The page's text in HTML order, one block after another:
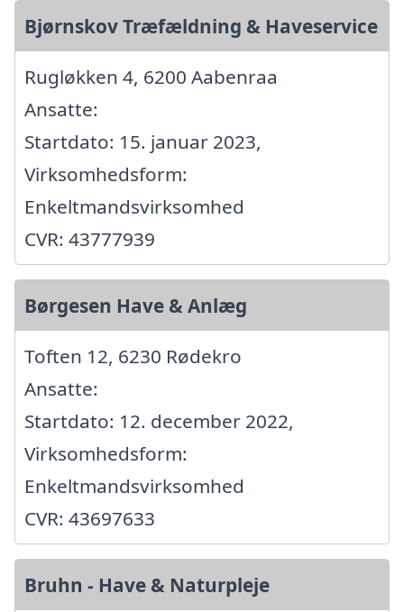
Bjørnskov Træfældning & Haveservice
Rugløkken 4, 6200 Aabenraa
Ansatte:
Startdato: 15. januar 2023,
Virksomhedsform:
Enkeltmandsvirksomhed
CVR: 43777939
Børgesen Have & Anlæg
Toften 12, 6230 Rødekro
Ansatte:
Startdato: 12. december 2022,
Virksomhedsform:
Enkeltmandsvirksomhed
CVR: 43697633
Bruhn - Have & Naturpleje